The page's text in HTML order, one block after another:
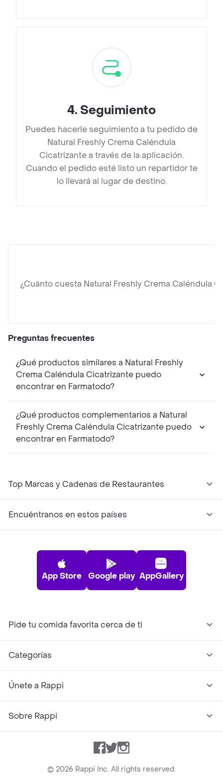
4. Seguimiento
Puedes hacerle seguimiento a tu pedido de
Natural Freshly Crema Caléndula
Cicatrizante a través de la aplicación.
Cuando el pedido esté listo un repartidor te
lo llevará al lugar de destino.
¿Cuánto cuesta Natural Freshly Crema Caléndula
Preguntas frecuentes
¿Qué productos similares a Natural Freshly
Crema Caléndula Cicatrizante puedo
encontrar en Farmatodo?
¿Qué productos complementarios a Natural
Freshly Crema Caléndula Cicatrizante puedo
encontrar en Farmatodo?
Top Marcas y Cadenas de Restaurantes
Encuéntranos en estos países
App Store Google play AppGallery
Pide tu comida favorita cerca de ti
Categorías
Únete a Rappi
Sobre Rappi
Facebook
TwitterInstagram
© 2026 Rappi Inc. All rights reserved.